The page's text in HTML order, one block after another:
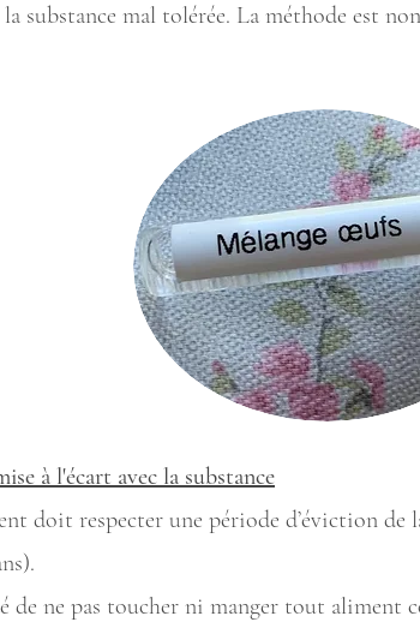
substance mal tolérée. La méthode est
à l'écart avec la substance
doit respecter une période d’éviction
de ne pas toucher ni manger tout aliment